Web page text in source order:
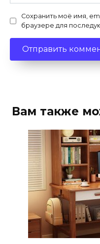
Сохранить моё имя,
браузере для
Вам также